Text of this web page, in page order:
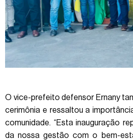
O vice-prefeito defensor Ernany
cerimônia e ressaltou a
comunidade. “Esta inauguração
da nossa gestão com o bem-